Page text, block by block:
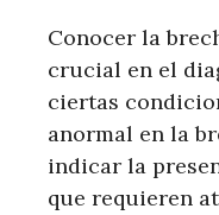
Conocer la
crucial en el
ciertas
anormal en la
indicar la
que requieren